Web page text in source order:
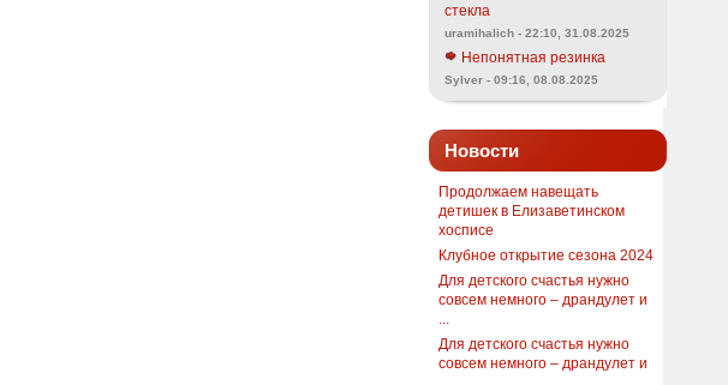
стекла
uramihalich - 22:10, 31.08.2025
Непонятная резинка
Sylver - 09:16, 08.08.2025
Новости
Продолжаем навещать
детишек в Елизаветинском
хосписе
Клубное открытие сезона 2024
Для детского счастья нужно
совсем немного – драндулет и
Для детского счастья нужно
совсем немного – драндулет и